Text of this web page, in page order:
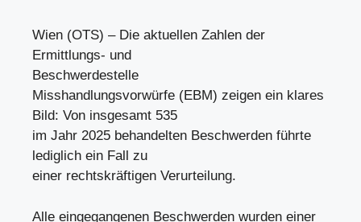
Wien (OTS) – Die aktuellen Zahlen der
Ermittlungs- und
Beschwerdestelle
Misshandlungsvorwürfe (EBM) zeigen ein klares
Bild: Von insgesamt 535
im Jahr 2025 behandelten Beschwerden führte
lediglich ein Fall zu
einer rechtskräftigen Verurteilung.
Alle eingegangenen Beschwerden wurden einer